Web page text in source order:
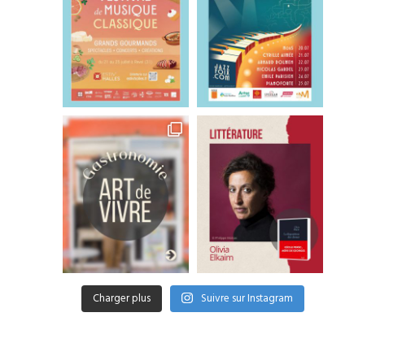
Charger plus Suivre sur Instagram